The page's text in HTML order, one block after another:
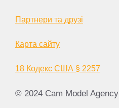
Партнери та друзі
Карта сайту
18 Кодекс США § 2257
© 2024 Cam Model Agency